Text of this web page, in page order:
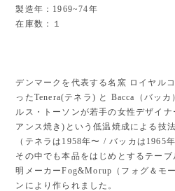
製造年：1969~74年
在庫数：１
デンマークを代表する名窯 ロイヤル
ったTenera(テネラ) と Bacca（バッ
ルス・トーソンが若手の女性デザイ
アンス焼き)という低温焼成による技
（テネラは1958年〜 / バッカは1965年
その中でも本品をはじめとするテー
明メーカーFog&Morup（フォグ＆モ
ンにより作られました。